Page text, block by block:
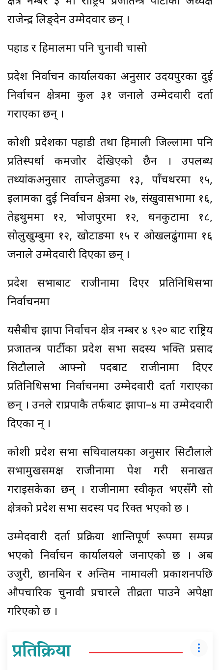
राजेन्द्र लिङ्देन उम्मेदवार छन् ।
पहाड र हिमालमा पनि चुनावी चासो
प्रदेश निर्वाचन कार्यालयका अनुसार उदयपुरका दुई
निर्वाचन क्षेत्रमा कुल ३१ जनाले उम्मेदवारी दर्ता
गराएका छन् ।
कोशी प्रदेशका पहाडी तथा हिमाली जिल्लामा पनि
प्रतिस्पर्धा कमजोर देखिएको छैन । उपलब्ध
तथ्यांकअनुसार ताप्लेजुङमा १३, पाँचथरमा १५,
इलामका दुई निर्वाचन क्षेत्रमा २७, संखुवासभामा १६,
तेह्रथुममा १२, भोजपुरमा १२, धनकुटामा १८,
सोलुखुम्बुमा १२, खोटाङमा १५ र ओखलढुंगामा १६
जनाले उम्मेदवारी दिएका छन् ।
प्रदेश सभाबाट राजीनामा दिएर प्रतिनिधिसभा
निर्वाचनमा
यसैबीच झापा निर्वाचन क्षेत्र नम्बर ४ ९२० बाट राष्ट्रिय
प्रजातन्त्र पार्टीका प्रदेश सभा सदस्य भक्ति प्रसाद
सिटौलाले आफ्नो पदबाट राजीनामा दिएर
प्रतिनिधिसभा निर्वाचनमा उम्मेदवारी दर्ता गराएका
छन् । उनले राप्रपाकै तर्फबाट झापा–४ मा उम्मेदवारी
दिएका हुन् ।
कोशी प्रदेश सभा सचिवालयका अनुसार सिटौलाले
सभामुखसमक्ष राजीनामा पेश गरी सनाखत
गराइसकेका छन् । राजीनामा स्वीकृत भएसँगै सो
क्षेत्रको प्रदेश सभा सदस्य पद रिक्त भएको छ ।
उम्मेदवारी दर्ता प्रक्रिया शान्तिपूर्ण रूपमा सम्पन्न
भएको निर्वाचन कार्यालयले जनाएको छ । अब
उजुरी, छानबिन र अन्तिम नामावली प्रकाशनपछि
औपचारिक चुनावी प्रचारले तीव्रता पाउने अपेक्षा
गरिएको छ ।
प्रतिक्रिया